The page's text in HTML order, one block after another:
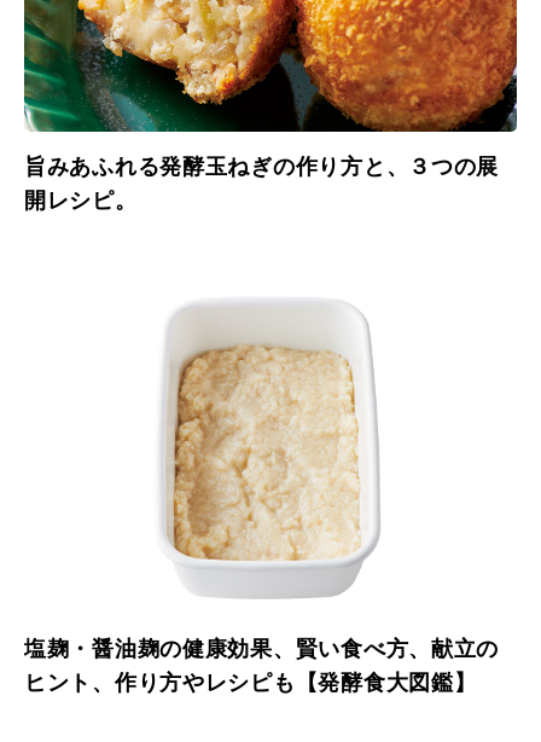
旨みあふれる発酵玉ねぎの作り方と、３つの展
開レシピ。
塩麹・醤油麹の健康効果、賢い食べ方、献立の
ヒント、作り方やレシピも【発酵食大図鑑】